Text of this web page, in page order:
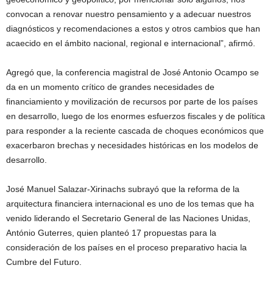
convocan a renovar nuestro pensamiento y a adecuar nuestros
diagnósticos y recomendaciones a estos y otros cambios que han
acaecido en el ámbito nacional, regional e internacional”, afirmó.
Agregó que, la conferencia magistral de José Antonio Ocampo se
da en un momento crítico de grandes necesidades de
financiamiento y movilización de recursos por parte de los países
en desarrollo, luego de los enormes esfuerzos fiscales y de política
para responder a la reciente cascada de choques económicos que
exacerbaron brechas y necesidades históricas en los modelos de
desarrollo.
José Manuel Salazar-Xirinachs subrayó que la reforma de la
arquitectura financiera internacional es uno de los temas que ha
venido liderando el Secretario General de las Naciones Unidas,
António Guterres, quien planteó 17 propuestas para la
consideración de los países en el proceso preparativo hacia la
Cumbre del Futuro.